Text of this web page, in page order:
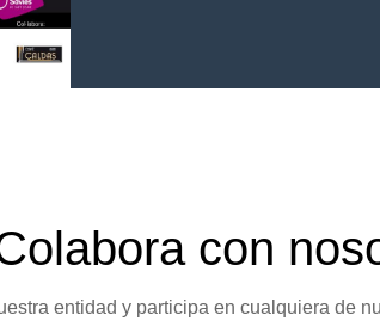
con
entidad y participa en cualquiera de